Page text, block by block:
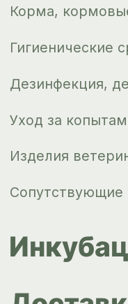
Design by
+7 343
51 17
Контакты
персональных
Новости